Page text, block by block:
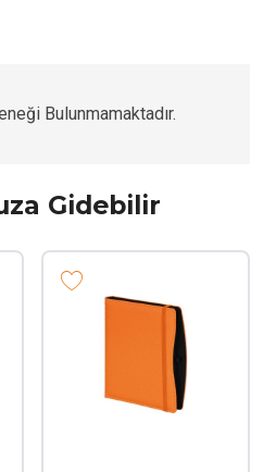
Bulunmamaktadır.
Gidebilir